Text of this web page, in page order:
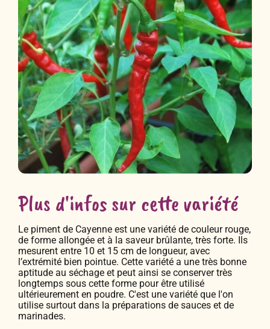
Plus d'infos sur cette variété
Le piment de Cayenne est une variété de couleur rouge,
de forme allongée et à la saveur brûlante, très forte. Ils
mesurent entre 10 et 15 cm de longueur, avec
l’extrémité bien pointue. Cette variété a une très bonne
aptitude au séchage et peut ainsi se conserver très
longtemps sous cette forme pour être utilisé
ultérieurement en poudre. C'est une variété que l'on
utilise surtout dans la préparations de sauces et de
marinades.